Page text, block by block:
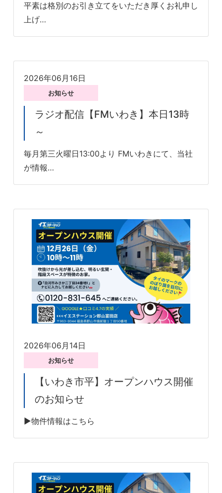
平素は格別のお引き立てをいただき厚くお礼申し
上げ…
2026年06月16日
お知らせ
ラジオ配信【FMいわき】本日13時
～
毎月第三火曜日13:00より FMいわきにて、当社
が情報…
2026年06月14日
お知らせ
【いわき市平】オープンハウス開催
のお知らせ
▶物件情報はこちら